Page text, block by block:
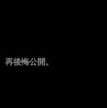
再後悔公開。